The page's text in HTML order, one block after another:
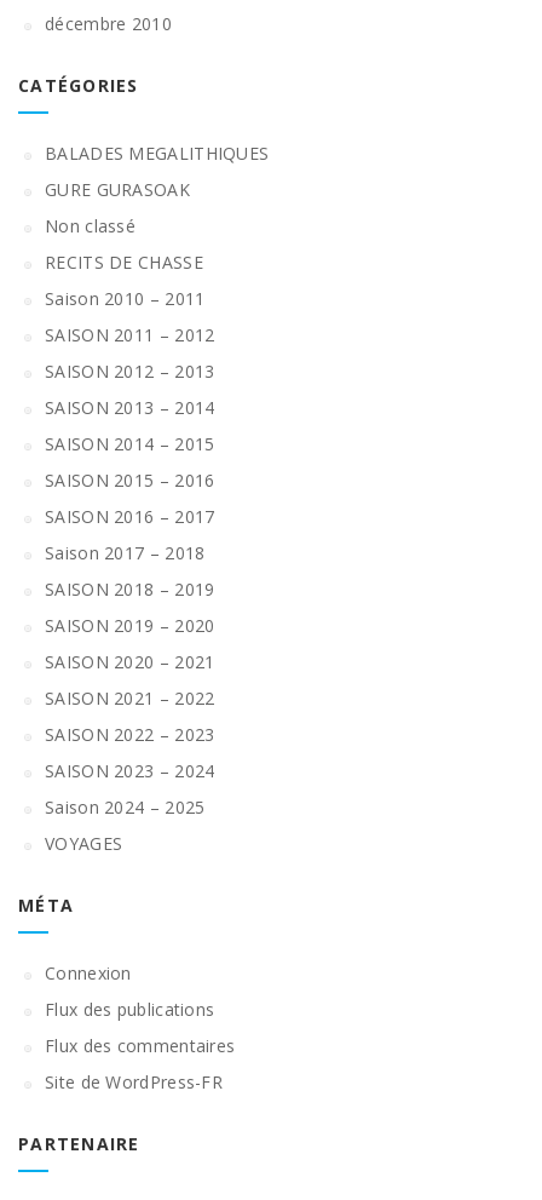
décembre 2010
CATÉGORIES
BALADES MEGALITHIQUES
GURE GURASOAK
Non classé
RECITS DE CHASSE
Saison 2010 – 2011
SAISON 2011 – 2012
SAISON 2012 – 2013
SAISON 2013 – 2014
SAISON 2014 – 2015
SAISON 2015 – 2016
SAISON 2016 – 2017
Saison 2017 – 2018
SAISON 2018 – 2019
SAISON 2019 – 2020
SAISON 2020 – 2021
SAISON 2021 – 2022
SAISON 2022 – 2023
SAISON 2023 – 2024
Saison 2024 – 2025
VOYAGES
MÉTA
Connexion
Flux des publications
Flux des commentaires
Site de WordPress-FR
PARTENAIRE